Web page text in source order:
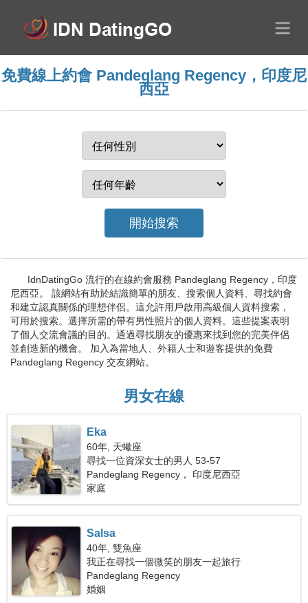
免費線上約會 Pandeglang Regency，印度尼
西亞
IdnDatingGo 流行的在線約會服務 Pandeglang Regency，印度
尼西亞。 該網站有助於結識簡單的朋友、搜索個人資料、尋找約會
和建立認真關係的理想伴侶。這允許用戶啟用高級個人資料搜索，
可用於搜索。選擇所需的帶有男性照片的個人資料。這些提案表明
了個人交流會議的目的。通過尋找朋友的優惠來找到您的完美伴侶
並創造新的機會。 加入為當地人、外籍人士和遊客提供的免費
Pandeglang Regency 交友網站。
男女在線
Eka
60年, 天蠍座
尋找一位資深女士的男人 53-57
Pandeglang Regency， 印度尼西亞
家庭
Salsa
40年, 雙魚座
我正在尋找一個微笑的朋友一起旅行
Pandeglang Regency
婚姻